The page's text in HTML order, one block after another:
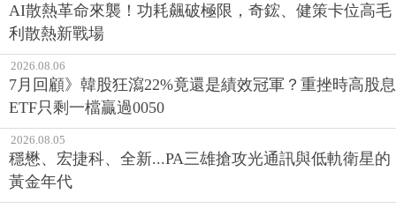
AI散熱革命來襲！功耗飆破極限，奇鋐、健策卡位高毛
利散熱新戰場
2026.08.06
7月回顧》韓股狂瀉22%竟還是績效冠軍？重挫時高股息
ETF只剩一檔贏過0050
2026.08.05
穩懋、宏捷科、全新...PA三雄搶攻光通訊與低軌衛星的
黃金年代